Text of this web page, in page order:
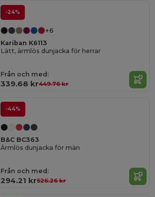
-24%
+6
Kariban K6113
Lätt, ärmlös dunjacka för herrar
Från och med:
339.68 kr449.76 kr
-44%
B&C BC363
Ärmlös dunjacka för män
Från och med:
294.21 kr526.26 kr